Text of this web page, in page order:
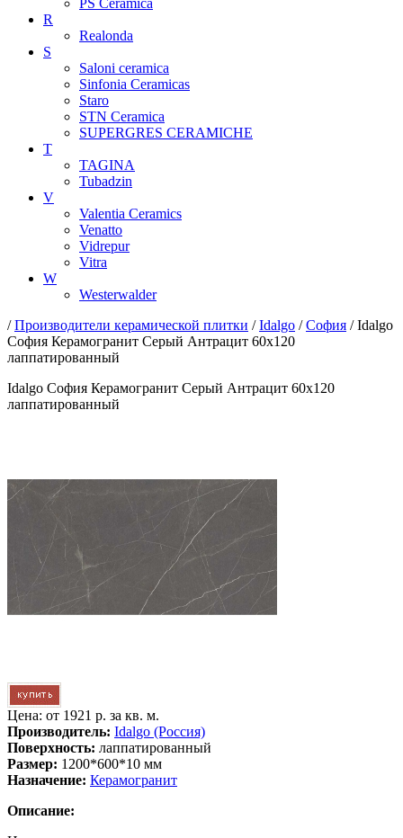
PS Ceramica
R
Realonda
S
Saloni ceramica
Sinfonia Ceramicas
Staro
STN Ceramica
SUPERGRES CERAMICHE
T
TAGINA
Tubadzin
V
Valentia Ceramics
Venatto
Vidrepur
Vitra
W
Westerwalder
/Производители керамической плитки /Idalgo /София / Idalgo
София Керамогранит Серый Антрацит 60x120
лаппатированный
Idalgo София Керамогранит Серый Антрацит 60x120
лаппатированный
Цена: от 1921 р. за кв. м.
Производитель: Idalgo (Россия)
Поверхность: лаппатированный
Размер: 1200*600*10 мм
Назначение: Керамогранит
Описание: